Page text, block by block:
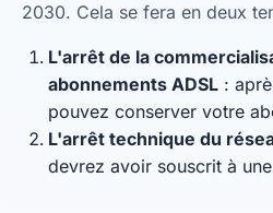
2030. Cela se fera en deux
L'arrêt de la
abonnements ADSL :
pouvez conserver votre
L'arrêt technique du
devrez avoir souscrit à